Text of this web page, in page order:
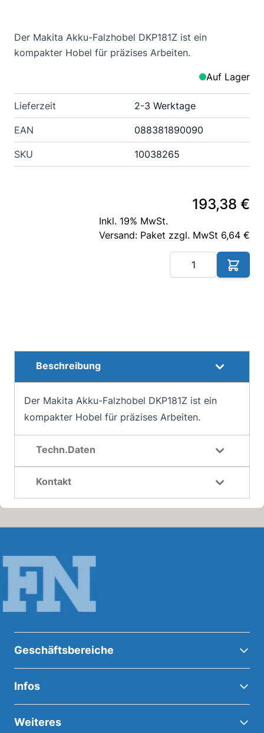
Der Makita Akku-Falzhobel DKP181Z ist ein
kompakter Hobel für präzises Arbeiten.
Auf Lager
Lieferzeit 2-3 Werktage
EAN 088381890090
SKU 10038265
193,38 €
Inkl. 19% MwSt.
Versand: Paket zzgl. MwSt 6,64 €
Beschreibung
Der Makita Akku-Falzhobel DKP181Z ist ein
kompakter Hobel für präzises Arbeiten.
Techn.Daten
Kontakt
Geschäftsbereiche
Infos
Weiteres